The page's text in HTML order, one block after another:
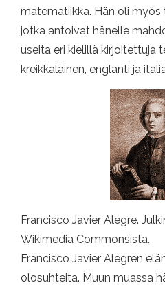
matematiikka. Hän oli myös
jotka antoivat hänelle
useita eri kielillä kirjoitettuja
kreikkalainen, englanti ja
Francisco Javier Alegre.
Wikimedia Commonsista.
Francisco Javier Alegren
olosuhteita. Muun muassa